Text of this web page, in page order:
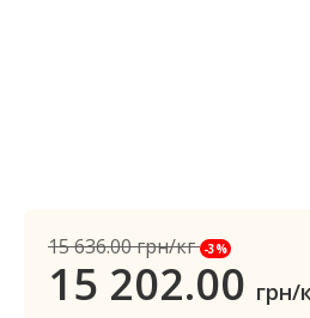
15 636.00грн/кг -3%
15 202.00 грн/